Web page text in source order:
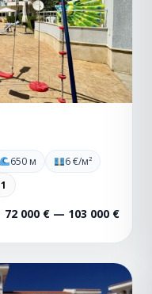
650 м
6 €/м²
1
72 000 € — 103 000 €